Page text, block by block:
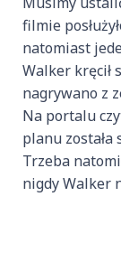
filmie
natomiast
Walker kręcił
nagrywano z
Na portalu
planu została
Trzeba
nigdy Walker